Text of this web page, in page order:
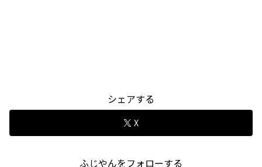
シェアする
X
ふじやんをフォローする